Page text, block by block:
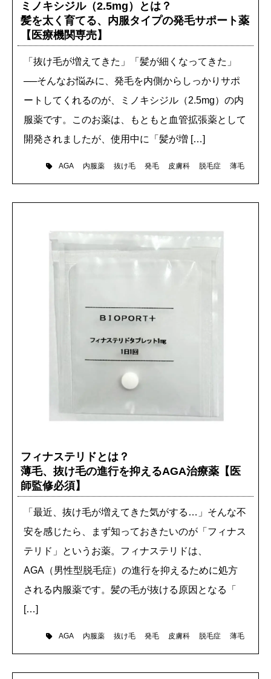
ミノキシジル（2.5mg）とは？
髪を太く育てる、内服タイプの発毛サポート薬
【医療機関専売】
「抜け毛が増えてきた」「髪が細くなってきた」
──そんなお悩みに、発毛を内側からしっかりサポ
ートしてくれるのが、ミノキシジル（2.5mg）の内
服薬です。このお薬は、もともと血管拡張薬として
開発されましたが、使用中に「髪が増 […]
AGA 内服薬 抜け毛 発毛 皮膚科 脱毛症 薄毛
フィナステリドとは？
薄毛、抜け毛の進行を抑えるAGA治療薬【医
師監修必須】
「最近、抜け毛が増えてきた気がする…」そんな不
安を感じたら、まず知っておきたいのが「フィナス
テリド」というお薬。フィナステリドは、
AGA（男性型脱毛症）の進行を抑えるために処方
される内服薬です。髪の毛が抜ける原因となる「
[…]
AGA 内服薬 抜け毛 発毛 皮膚科 脱毛症 薄毛